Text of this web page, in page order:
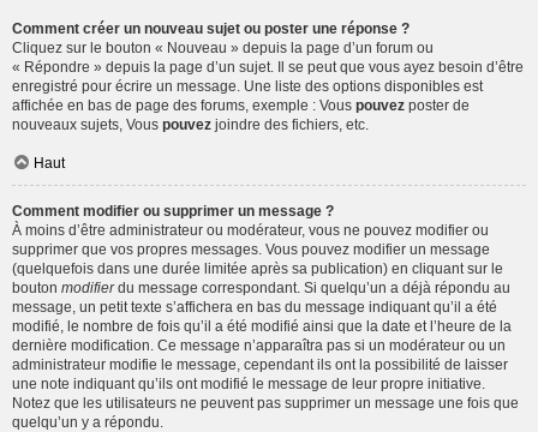
Comment créer un nouveau sujet ou poster une réponse ?
Cliquez sur le bouton « Nouveau » depuis la page d’un forum ou
« Répondre » depuis la page d’un sujet. Il se peut que vous ayez besoin d’être
enregistré pour écrire un message. Une liste des options disponibles est
affichée en bas de page des forums, exemple : Vous pouvez poster de
nouveaux sujets, Vous pouvez joindre des fichiers, etc.
Haut
Comment modifier ou supprimer un message ?
À moins d’être administrateur ou modérateur, vous ne pouvez modifier ou
supprimer que vos propres messages. Vous pouvez modifier un message
(quelquefois dans une durée limitée après sa publication) en cliquant sur le
bouton modifierdu message correspondant. Si quelqu’un a déjà répondu au
message, un petit texte s’affichera en bas du message indiquant qu’il a été
modifié, le nombre de fois qu’il a été modifié ainsi que la date et l’heure de la
dernière modification. Ce message n’apparaîtra pas si un modérateur ou un
administrateur modifie le message, cependant ils ont la possibilité de laisser
une note indiquant qu’ils ont modifié le message de leur propre initiative.
Notez que les utilisateurs ne peuvent pas supprimer un message une fois que
quelqu’un y a répondu.